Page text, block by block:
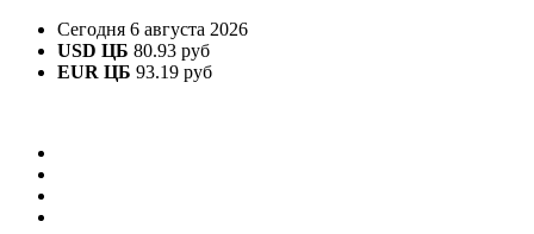
Сегодня 6 августа 2026
USD ЦБ 80.93 руб
EUR ЦБ 93.19 руб